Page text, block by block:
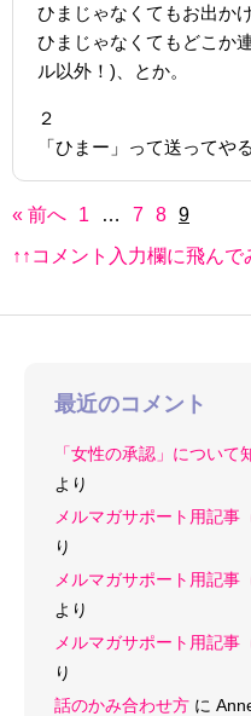
ひまじゃなくてもお出か
ひまじゃなくてもどこか
ル以外！)、とか。
２
「ひまー」って送ってや
« 前へ 1 … 7 8 9
↑↑コメント入力欄に飛んで
最近のコメント
「女性の承認」について
より
メルマガサポート用記事
り
メルマガサポート用記事
より
メルマガサポート用記事
り
話のかみ合わせ方 に